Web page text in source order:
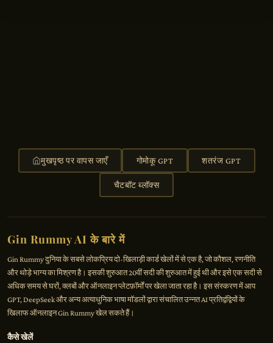
मुखपृष्ठ पर वापस जाएँ गोमोकू GPT शतरंज GPT
चैटबॉट ब्लॉक्स
Gin Rummy AI के बारे में
Gin Rummy दुनिया के सबसे लोकप्रिय दो-खिलाड़ी कार्ड खेलों में से एक है, जो कौशल, रणनीति
और थोड़े भाग्य का मिश्रण है। इसकी शुरुआत 20वीं सदी की शुरुआत में हुई थी और इसे एक सदी से
अधिक समय से घरों, क्लबों और ऑनलाइन प्लेटफ़ॉर्मों पर खेला जाता रहा है। इस संस्करण में आप
GPT, DeepSeek और अन्य अत्याधुनिक भाषा मॉडलों द्वारा संचालित उन्नत AI प्रतिद्वंद्वियों के
खिलाफ ऑनलाइन Gin Rummy खेल सकते हैं।
कैसे खेलें